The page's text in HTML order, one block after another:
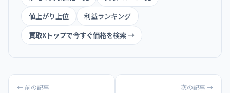
値上がり上位
利益ランキング
買取Xトップで今すぐ価格を検索 →
← 前の記事 次の記事 →